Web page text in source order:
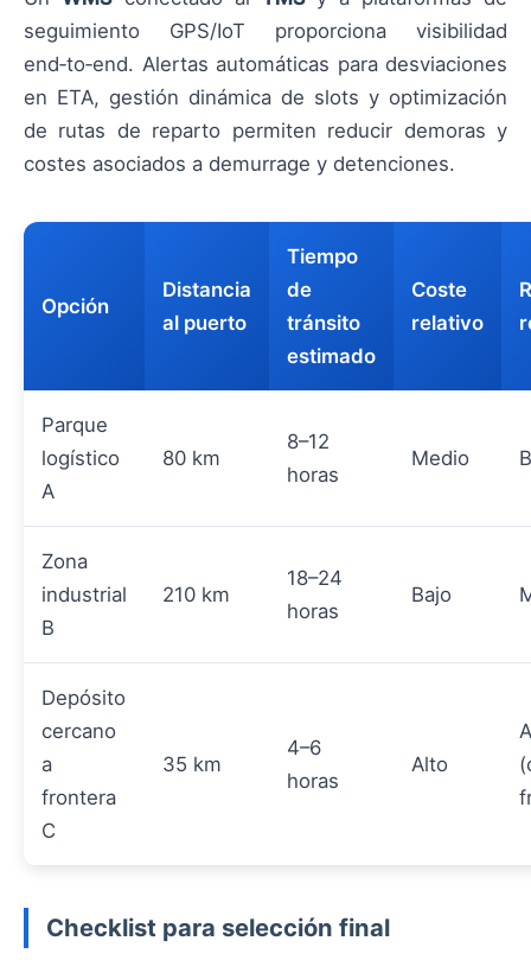
seguimiento GPS/IoT proporciona visibilidad
end‑to‑end. Alertas automáticas para desviaciones
en ETA, gestión dinámica de slots y optimización
de rutas de reparto permiten reducir demoras y
costes asociados a demurrage y detenciones.
Opción
Distancia
al puerto
Tiempo
de
tránsito
estimado
Coste
relativo
Parque
logístico
A
80 km
8–12
horas
Medio
Zona
industrial
B
210 km
18–24
horas
Bajo
Depósito
cercano
a
frontera
C
35 km
4–6
horas
Alto
Checklist para selección final